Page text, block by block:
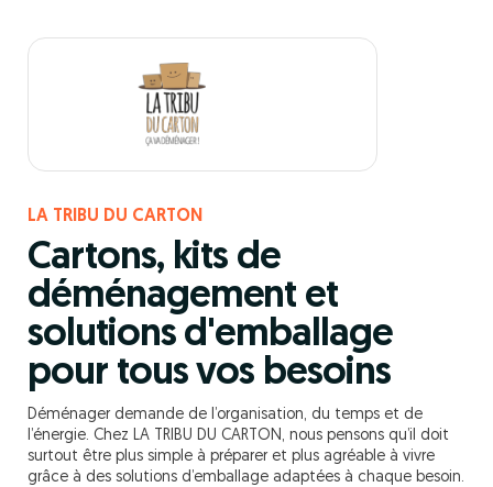
LA TRIBU DU CARTON
Cartons, kits de
déménagement et
solutions d'emballage
pour tous vos besoins
Déménager demande de l’organisation, du temps et de
l’énergie. Chez LA TRIBU DU CARTON, nous pensons qu’il doit
surtout être plus simple à préparer et plus agréable à vivre
grâce à des solutions d’emballage adaptées à chaque besoin.